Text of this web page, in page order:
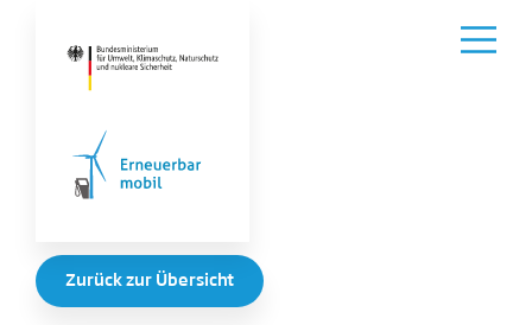
Zurück zur Übersicht